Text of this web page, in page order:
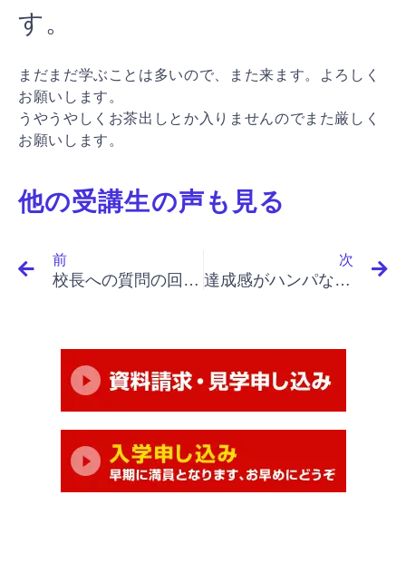
す。
まだまだ学ぶことは多いので、また来ます。よろしく
お願いします。
うやうやしくお茶出しとか入りませんのでまた厳しく
お願いします。
他の受講生の声も見る
前
校長への質問の回答掲載について
次
達成感がハンパない。絶対に店を出したい